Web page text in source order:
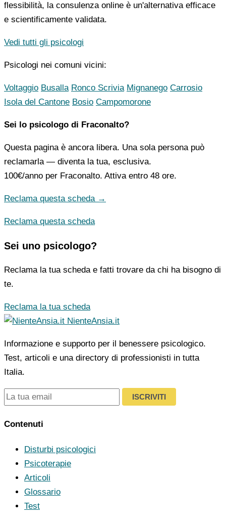
flessibilità, la consulenza online è un'alternativa efficace
e scientificamente validata.
Vedi tutti gli psicologi
Psicologi nei comuni vicini:
Voltaggio Busalla Ronco Scrivia Mignanego Carrosio
Isola del Cantone Bosio Campomorone
Sei lo psicologo di Fraconalto?
Questa pagina è ancora libera. Una sola persona può
reclamarla — diventa la tua, esclusiva.
100€/anno per Fraconalto. Attiva entro 48 ore.
Reclama questa scheda →
Reclama questa scheda
Sei uno psicologo?
Reclama la tua scheda e fatti trovare da chi ha bisogno di
te.
Reclama la tua scheda
NienteAnsia.it
Informazione e supporto per il benessere psicologico.
Test, articoli e una directory di professionisti in tutta
Italia.
ISCRIVITI
Contenuti
Disturbi psicologici
Psicoterapie
Articoli
Glossario
Test